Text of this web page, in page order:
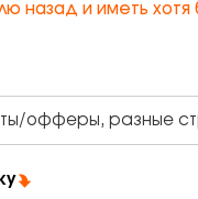
офферы, разные
назад и иметь хотя